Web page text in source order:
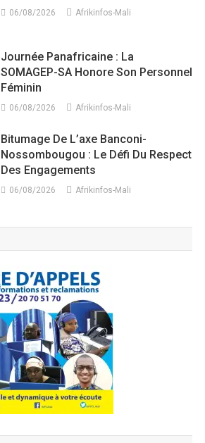
06/08/2026 Afrikinfos-Mali
Journée Panafricaine : La
SOMAGEP-SA Honore Son Personnel
Féminin
06/08/2026 Afrikinfos-Mali
Bitumage De L’axe Banconi-
Nossombougou : Le Défi Du Respect
Des Engagements
06/08/2026 Afrikinfos-Mali